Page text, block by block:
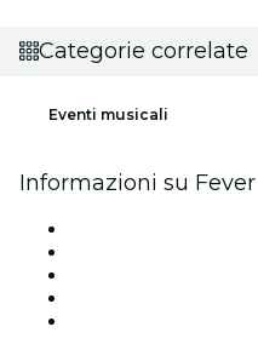
Categorie correlate
Eventi musicali
Informazioni su Fever